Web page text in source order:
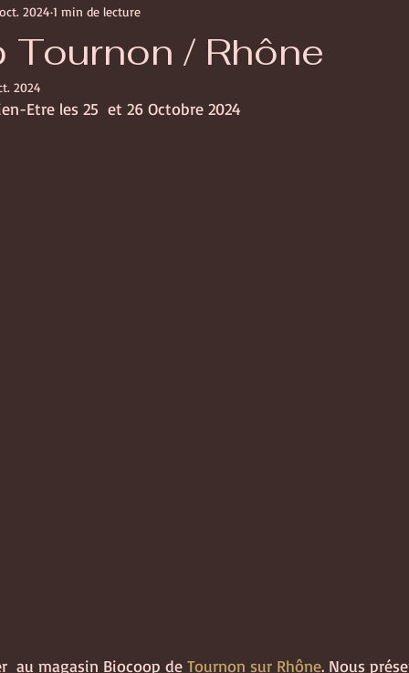
/ Rhône
2024 1 min de lecture
2024
Etre les 25  et 26 Octobre 2024
au magasin Biocoop de Tournon sur Rhône. Nous